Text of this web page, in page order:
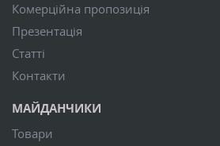
Комерційна пропозиція
Презентація
Статті
Контакти
МАЙДАНЧИКИ
Товари